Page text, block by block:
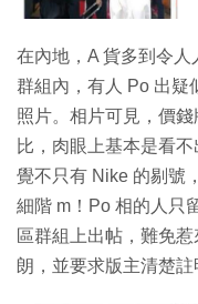
在內地，A 貨多到令
群組內，有人 Po 出疑
照片。相片可見，價
比，肉眼上基本是看
覺不只有 Nike 的剔號
細階 m！Po 相的人只
區群組上出帖，難免
朗，並要求版主清楚註